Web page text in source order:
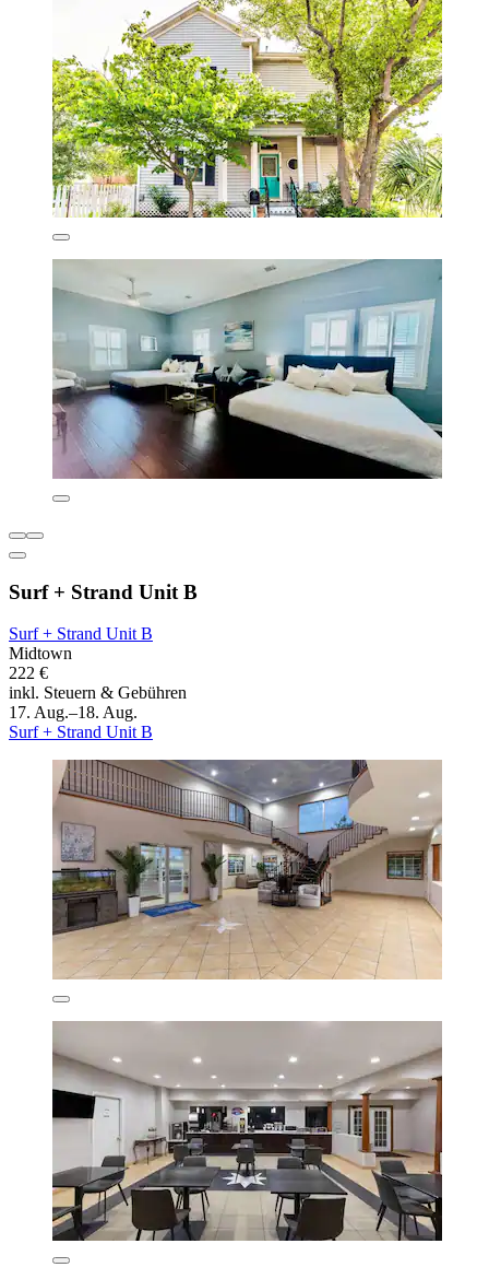
Surf + Strand Unit B
Surf + Strand Unit B
Midtown
222 €
inkl. Steuern & Gebühren
17. Aug.–18. Aug.
Surf + Strand Unit B